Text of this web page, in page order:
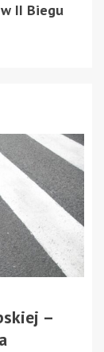
II Biegu
–